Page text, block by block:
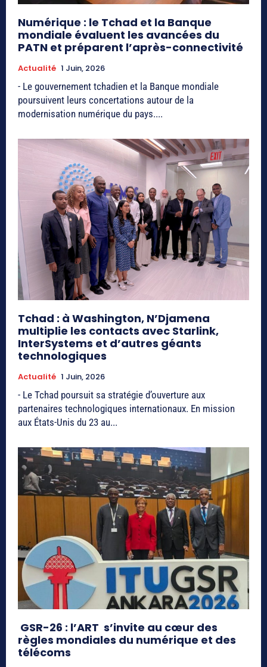
Numérique : le Tchad et la Banque
mondiale évaluent les avancées du
PATN et préparent l’après-connectivité
Actualité 1 Juin, 2026
- Le gouvernement tchadien et la Banque mondiale
poursuivent leurs concertations autour de la
modernisation numérique du pays....
Tchad : à Washington, N’Djamena
multiplie les contacts avec Starlink,
InterSystems et d’autres géants
technologiques
Actualité 1 Juin, 2026
- Le Tchad poursuit sa stratégie d’ouverture aux
partenaires technologiques internationaux. En mission
aux États-Unis du 23 au...
GSR-26 : l’ART s’invite au cœur des
règles mondiales du numérique et des
télécoms